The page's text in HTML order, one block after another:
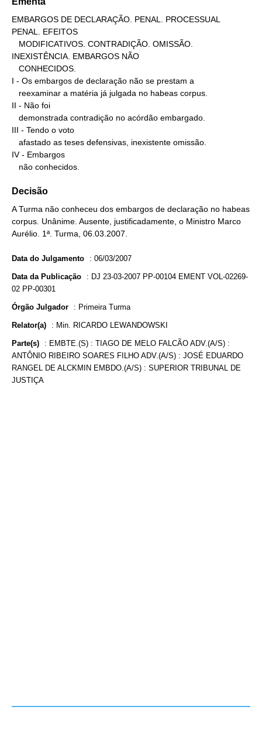
EMBARGOS DE DECLARAÇÃO. PENAL. PROCESSUAL
PENAL. EFEITOS
INEXISTÊNCIA. EMBARGOS NÃO
I - Os embargos de declaração não se prestam a
II - Não foi
III - Tendo o voto
IV - Embargos
   não conhecidos.
Decisão
A Turma não conheceu dos embargos de declaração no habeas
corpus. Unânime. Ausente, justificadamente, o Ministro Marco
Aurélio. 1ª. Turma, 06.03.2007.
Data do Julgamento : 06/03/2007
Data da Publicação : DJ 23-03-2007 PP-00104 EMENT VOL-02269-
02 PP-00301
Órgão Julgador : Primeira Turma
Relator(a) : Min. RICARDO LEWANDOWSKI
Parte(s) : EMBTE.(S) : TIAGO DE MELO FALCÃO ADV.(A/S) :
ANTÔNIO RIBEIRO SOARES FILHO ADV.(A/S) : JOSÉ EDUARDO
RANGEL DE ALCKMIN EMBDO.(A/S) : SUPERIOR TRIBUNAL DE
JUSTIÇA